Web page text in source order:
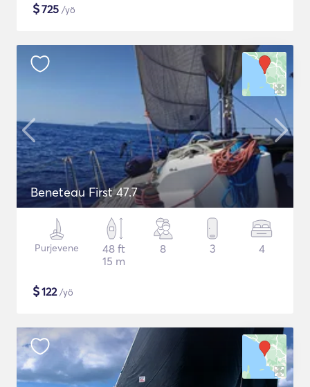
$725 /yö
Beneteau First 47.7
Purjevene
48 ft
15 m
8 3 4
$122/yö